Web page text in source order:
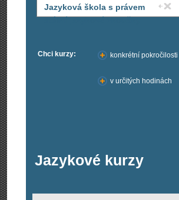
Jazyková škola s právem
státní jazykové zkoušky
Chci kurzy: konkrétní pokročilosti
v určitých hodinách
Jazykové kurzy